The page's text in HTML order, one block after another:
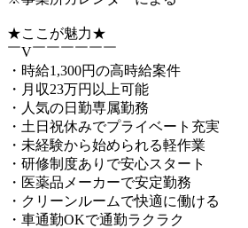
★ここが魅力★
￣V￣￣￣￣￣￣
・時給1,300円の高時給案件
・月収23万円以上可能
・人気の日勤専属勤務
・土日祝休みでプライベート充実
・未経験から始められる軽作業
・研修制度ありで安心スタート
・医薬品メーカーで安定勤務
・クリーンルームで快適に働ける
・車通勤OKで通勤ラクラク